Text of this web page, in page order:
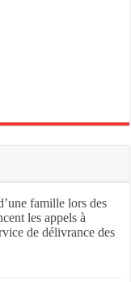
famille lors des
les appels à
de délivrance des